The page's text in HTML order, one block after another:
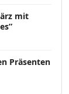
mit
Präsenten